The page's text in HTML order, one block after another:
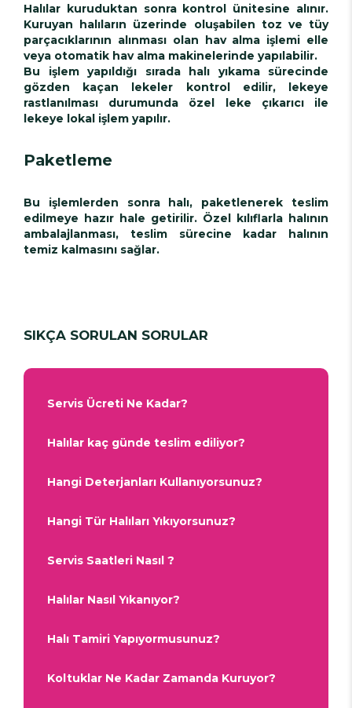
Halılar kuruduktan sonra kontrol ünitesine alınır.
Kuruyan halıların üzerinde oluşabilen toz ve tüy
parçacıklarının alınması olan hav alma işlemi elle
veya otomatik hav alma makinelerinde yapılabilir.
Bu işlem yapıldığı sırada halı yıkama sürecinde
gözden kaçan lekeler kontrol edilir, lekeye
rastlanılması durumunda özel leke çıkarıcı ile
lekeye lokal işlem yapılır.
Paketleme
Bu işlemlerden sonra halı, paketlenerek teslim
edilmeye hazır hale getirilir. Özel kılıflarla halının
ambalajlanması, teslim sürecine kadar halının
temiz kalmasını sağlar.
SIKÇA SORULAN SORULAR
Servis Ücreti Ne Kadar?
Halılar kaç günde teslim ediliyor?
Hangi Deterjanları Kullanıyorsunuz?
Hangi Tür Halıları Yıkıyorsunuz?
Servis Saatleri Nasıl ?
Halılar Nasıl Yıkanıyor?
Halı Tamiri Yapıyormusunuz?
Koltuklar Ne Kadar Zamanda Kuruyor?